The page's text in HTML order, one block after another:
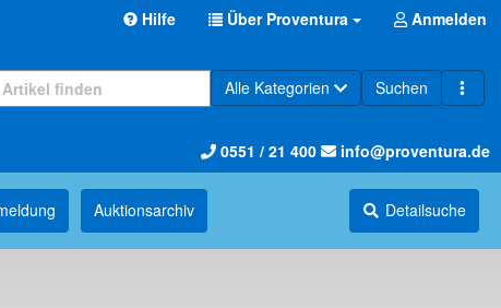
Hilfe Über Proventura Anmelden
Alle Kategorien Suchen
0551 / 21 400 info@proventura.de
Auktions­archiv Detailsuche